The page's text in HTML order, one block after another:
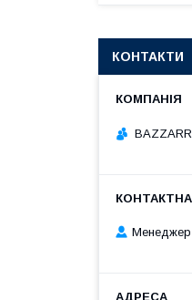
КОНТАКТИ
BAZZARR
Менеджер